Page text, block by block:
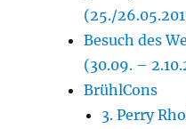
(25./
Besuch des
(30.09. –
BrühlCons
3. Perry